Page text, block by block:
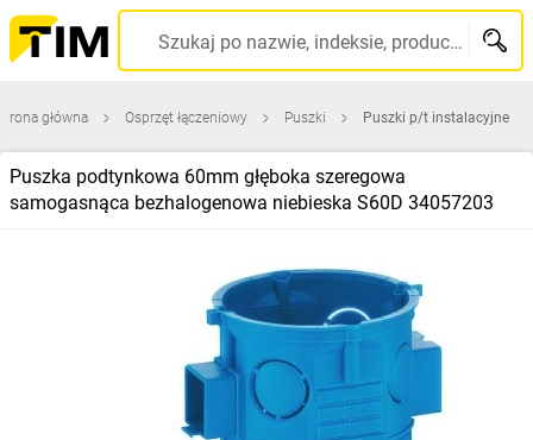
Szukaj po nazwie, indeksie, producencie, kodzie kreskowym...
główna Osprzęt łączeniowy Puszki Puszki p/t instalacyjne
Puszka podtynkowa 60mm głęboka szeregowa
samogasnąca bezhalogenowa niebieska S60D 34057203